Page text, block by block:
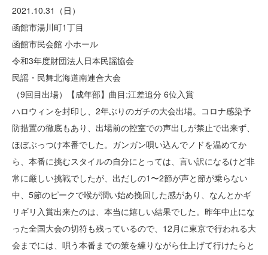
2021.10.31（日）
函館市湯川町1丁目
函館市民会館 小ホール
令和3年度財団法人日本民謡協会
民謡・民舞北海道南連合大会
（9回目出場）【成年部】曲目:江差追分 6位入賞
ハロウィンを封印し、2年ぶりのガチの大会出場。コロナ感染予
防措置の徹底もあり、出場前の控室での声出しが禁止で出来ず、
ほぼぶっつけ本番でした。ガンガン唄い込んでノドを温めてか
ら、本番に挑むスタイルの自分にとっては、言い訳になるけど非
常に厳しい挑戦でしたが、出だしの1〜2節が声と節が乗らない
中、5節のピークで喉が潤い始め挽回した感があり、なんとかギ
リギリ入賞出来たのは、本当に嬉しい結果でした。昨年中止にな
った全国大会の切符も残っているので、12月に東京で行われる大
会までには、唄う本番までの策を練りながら仕上げて行けたらと